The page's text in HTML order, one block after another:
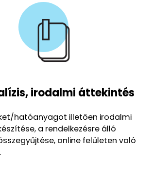
irodalmi áttekintés
hatóanyagot illetően irodalmi
a rendelkezésre álló
online felületen való